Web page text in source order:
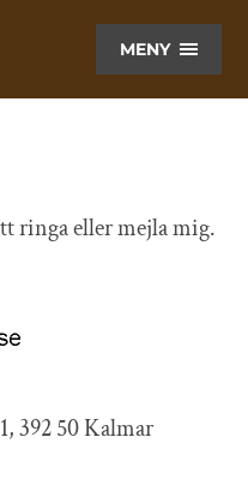
MENY
ringa eller mejla mig.
392 50 Kalmar